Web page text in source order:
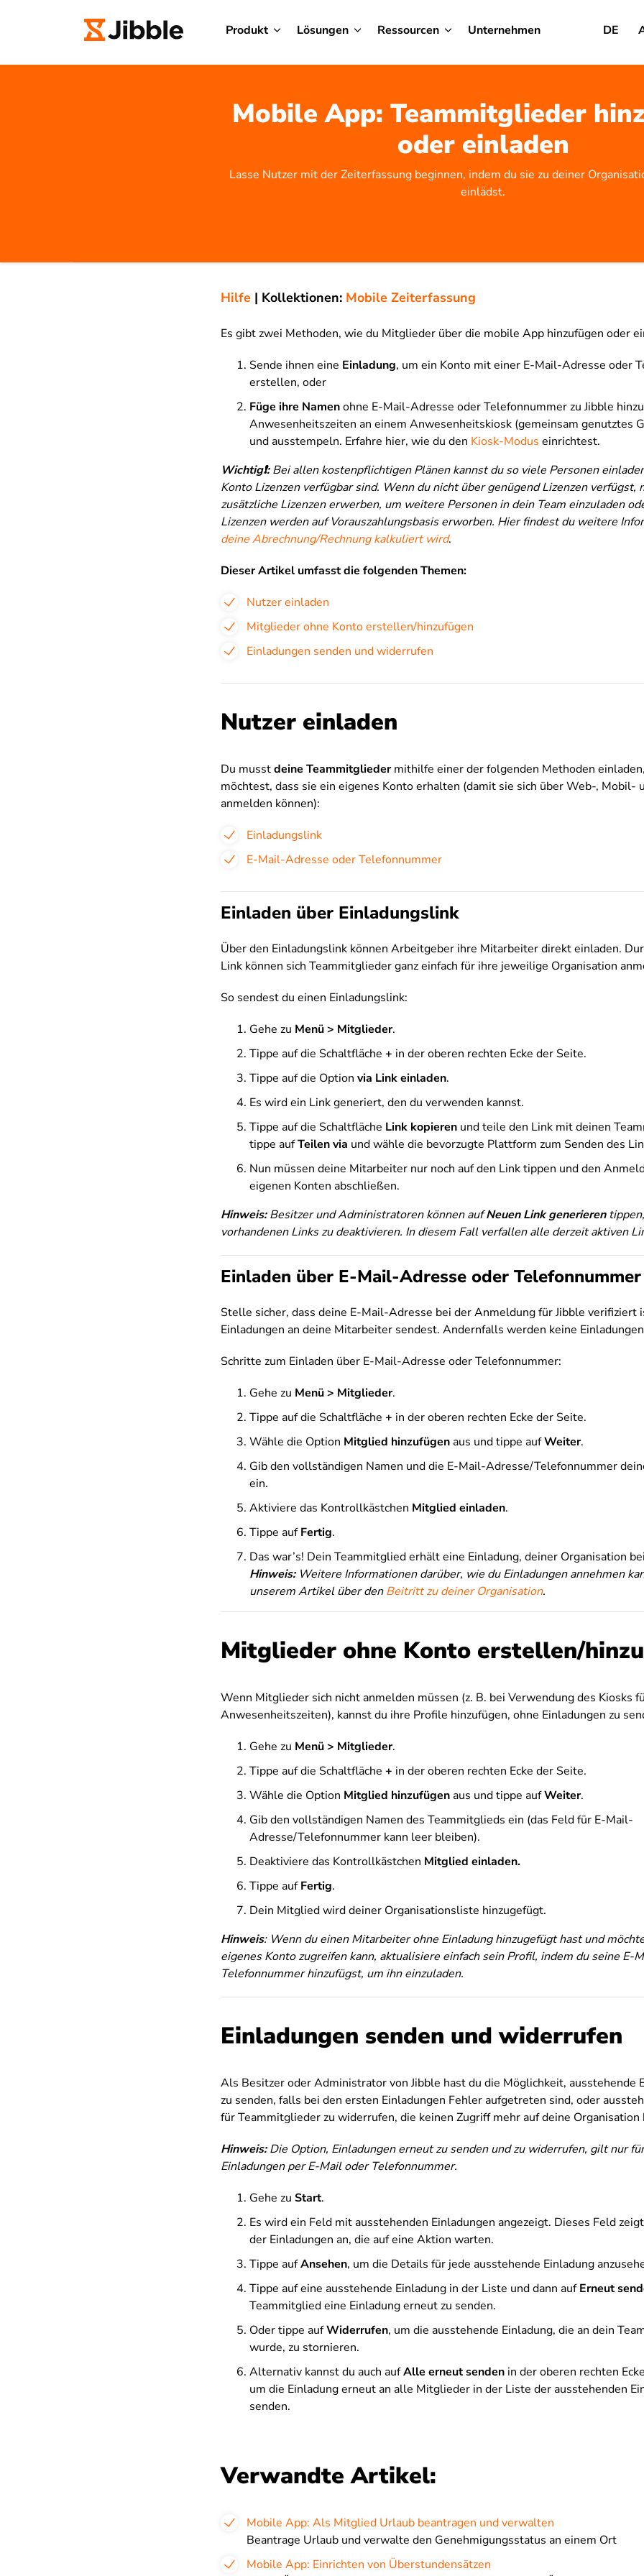
Produkt Lösungen Ressourcen Unternehmen DE
Mobile App: Teammitglieder
oder einladen
Lasse Nutzer mit der Zeiterfassung beginnen, indem du sie zu deiner
einlädst.
Hilfe | Kollektionen: Mobile Zeiterfassung
Es gibt zwei Methoden, wie du Mitglieder über die mobile App hinzufügen oder
Sende ihnen eine Einladung, um ein Konto mit einer E-Mail-Adresse oder
erstellen, oder
Füge ihre Namenohne E-Mail-Adresse oder Telefonnummer zu Jibble
Anwesenheitszeiten an einem Anwesenheitskiosk (gemeinsam genutztes
und ausstempeln. Erfahre hier, wie du den Kiosk-Modus einrichtest.
Wichtig❗️:Bei allen kostenpflichtigen Plänen kannst du so viele Personen
Konto Lizenzen verfügbar sind. Wenn du nicht über genügend Lizenzen verfügst,
zusätzliche Lizenzen erwerben, um weitere Personen in dein Team einzuladen
Lizenzen werden auf Vorauszahlungsbasis erworben. Hier findest du weitere
deine Abrechnung/Rechnung kalkuliert wird.
Dieser Artikel umfasst die folgenden Themen:
Nutzer einladen
Mitglieder ohne Konto erstellen/hinzufügen
Einladungen senden und widerrufen
Nutzer einladen
Du musstdeine Teammitgliedermithilfe einer der folgenden Methoden
möchtest, dass sie ein eigenes Konto erhalten (damit sie sich über Web-, Mobil-
anmelden können):
Einladungslink
E-Mail-Adresse oder Telefonnummer
Einladen über Einladungslink
Über den Einladungslink können Arbeitgeber ihre Mitarbeiter direkt einladen.
Link können sich Teammitglieder ganz einfach für ihre jeweilige Organisation
So sendest du einen Einladungslink:
Gehe zu Menü > Mitglieder.
Tippe auf die Schaltfläche + in der oberen rechten Ecke der Seite.
Tippe auf die Option via Link einladen.
Es wird ein Link generiert, den du verwenden kannst.
Tippe auf die Schaltfläche Link kopieren und teile den Link mit deinen
tippe aufTeilen via und wähle die bevorzugte Plattform zum Senden des
Nun müssen deine Mitarbeiter nur noch auf den Link tippen und den
eigenen Konten abschließen.
Hinweis:Besitzer und Administratoren können aufNeuen Link generieren
vorhandenen Links zu deaktivieren. In diesem Fall verfallen alle derzeit aktiven
Einladen über E-Mail-Adresse oder Telefonnummer
Stelle sicher, dass deine E-Mail-Adresse bei der Anmeldung für Jibble verifiziert
Einladungen an deine Mitarbeiter sendest. Andernfalls werden keine
Schritte zum Einladen über E-Mail-Adresse oder Telefonnummer:
Gehe zu Menü > Mitglieder.
Tippe auf die Schaltfläche + in der oberen rechten Ecke der Seite.
Wähle die Option Mitglied hinzufügenaus und tippe aufWeiter.
Gib den vollständigen Namen und die E-Mail-Adresse/Telefonnummer
ein.
Aktiviere das Kontrollkästchen Mitglied einladen.
Tippe aufFertig.
Das war’s! Dein Teammitglied erhält eine Einladung, deiner Organisation
Hinweis: Weitere Informationen darüber, wie du Einladungen annehmen
unserem Artikel über den Beitritt zu deiner Organisation.
Mitglieder ohne Konto erstellen/
Wenn Mitglieder sich nicht anmelden müssen (z. B. bei Verwendung des Kiosks
Anwesenheitszeiten), kannst du ihre Profile hinzufügen, ohne Einladungen zu
Gehe zu Menü > Mitglieder.
Tippe auf die Schaltfläche + in der oberen rechten Ecke der Seite.
Wähle die Option Mitglied hinzufügenaus und tippe aufWeiter.
Gib den vollständigen Namen des Teammitglieds ein (das Feld für E-Mail-
Adresse/Telefonnummer kann leer bleiben).
Deaktiviere das Kontrollkästchen Mitglied einladen.
Tippe aufFertig.
Dein Mitglied wird deiner Organisationsliste hinzugefügt.
Hinweis: Wenn du einen Mitarbeiter ohne Einladung hinzugefügt hast und
eigenes Konto zugreifen kann, aktualisiere einfach sein Profil, indem du seine E-
Telefonnummer hinzufügst, um ihn einzuladen.
Einladungen senden und widerrufen
Als Besitzer oder Administrator von Jibble hast du die Möglichkeit, ausstehende
zu senden, falls bei den ersten Einladungen Fehler aufgetreten sind, oder
für Teammitglieder zu widerrufen, die keinen Zugriff mehr auf deine Organisation
Hinweis:Die Option, Einladungen erneut zu senden und zu widerrufen, gilt nur
Einladungen per E-Mail oder Telefonnummer.
Gehe zu Start.
Es wird ein Feld mit ausstehenden Einladungen angezeigt. Dieses Feld
der Einladungen an, die auf eine Aktion warten.
Tippe aufAnsehen, um die Details für jede ausstehende Einladung
Tippe auf eine ausstehende Einladung in der Liste und dann aufErneut
Teammitglied eine Einladung erneut zu senden.
Oder tippe aufWiderrufen, um die ausstehende Einladung, die an dein
wurde, zu stornieren.
Alternativ kannst du auch aufAlle erneut senden in der oberen rechten
um die Einladung erneut an alle Mitglieder in der Liste der ausstehenden
senden.
Verwandte Artikel:
Mobile App: Als Mitglied Urlaub beantragen und verwalten
Beantrage Urlaub und verwalte den Genehmigungsstatus an einem Ort
Mobile App: Einrichten von Überstundensätzen